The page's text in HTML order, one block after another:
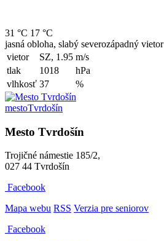
31 °C 17 °C
jasná obloha, slabý severozápadný vietor
vietor
SZ, 1.95 m/s
tlak
1018
hPa
vlhkosť 37 %
mestoTvrdošín
Mesto Tvrdošín
Trojičné námestie 185/2,
027 44 Tvrdošín
Facebook
Mapa webu RSS Verzia pre seniorov
Facebook